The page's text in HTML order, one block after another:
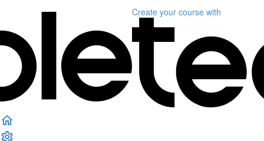
Create your course with